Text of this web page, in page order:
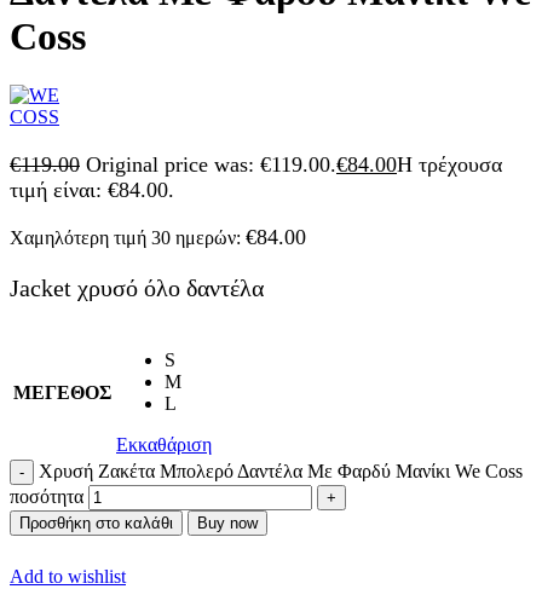
Coss
€119.00 Original price was: €119.00.€84.00Η τρέχουσα
τιμή είναι: €84.00.
Χαμηλότερη τιμή 30 ημερών: €84.00
Jacket χρυσό όλο δαντέλα
ΜΕΓΕΘΟΣ
S
M
L
Εκκαθάριση
Χρυσή Ζακέτα Μπολερό Δαντέλα Με Φαρδύ Μανίκι We Coss
ποσότητα
Προσθήκη στο καλάθι Buy now
Add to wishlist